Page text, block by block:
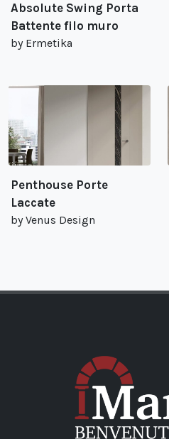
Absolute Swing Porta
Battente filo muro
by Ermetika
Penthouse Porte
Laccate
by Venus Design